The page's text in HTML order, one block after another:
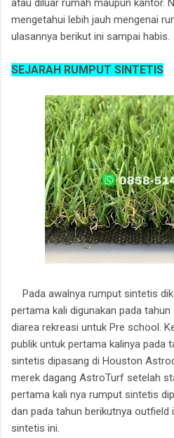
atau diluar rumah maupun kantor.
mengetahui lebih jauh mengenai
ulasannya berikut ini sampai habis.
SEJARAH RUMPUT SINTETIS
Pada awalnya rumput sintetis
pertama kali digunakan pada
diarea rekreasi untuk Pre school.
publik untuk pertama kalinya pada
sintetis dipasang di Houston
merek dagang AstroTurf setelah
pertama kali nya rumput sintetis
dan pada tahun berikutnya
sintetis ini.